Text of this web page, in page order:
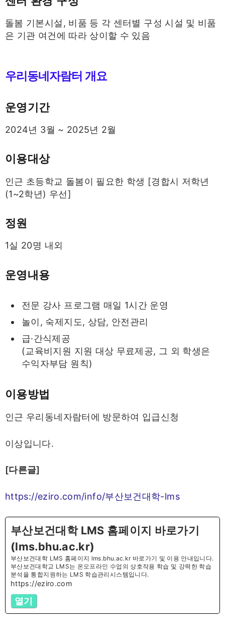
돌봄 기본시설, 비품 등 각 센터별 구성 시설 및 비품
은 기관 여건에 따라 상이할 수 있음
우리동네자람터 개요
운영기간
2024년 3월 ~ 2025년 2월
이용대상
인근 초등학교 돌봄이 필요한 학생 [경합시 저학년
(1~2학년) 우선]
정원
1실 20명 내외
운영내용
전문 강사 프로그램 매일 1시간 운영
놀이, 숙제지도, 상담, 안전관리
급·간식제공
(교육비지원 지원 대상 무료제공, 그 외 학생은
수익자부담 원칙)
이용방법
인근 우리동네자람터에 방문하여 입급신청
이상입니다.
[다른글]
https://eziro.com/info/부산보건대학-lms
부산보건대학 LMS 홈페이지 바로가기
(lms.bhu.ac.kr)
부산보건대학 LMS 홈페이지 lms.bhu.ac.kr 바로가기 및 이용 안내입니다.
부산보건대학교 LMS는 온오프라인 수업의 상호작용 학습 및 강력한 학습
분석을 통합지원하는 LMS 학습관리시스템입니다.
https://eziro.com
열기